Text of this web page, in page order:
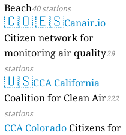
Beach40 stations
🇨🇴🇪🇸Canair.io
Citizen network for
monitoring air quality29
stations
🇺🇸CCA California
Coalition for Clean Air222
stations
CCA Colorado Citizens for